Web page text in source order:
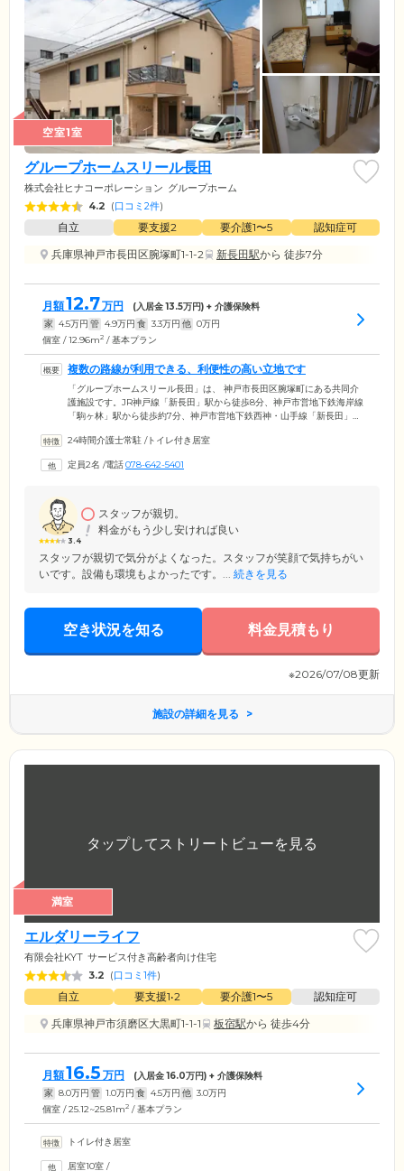
空室1室
グループホームスリール長田
株式会社ヒナコーポレーション グループホーム
4.2 (口コミ2件)
自立 要支援2 要介護1〜5
認知症可
兵庫県神戸市長田区腕塚町1-1-2
新長田駅から 徒歩7分
月額12.7万円 (入居金13.5万円) + 介護保険料
家 4.5万円 管 4.9万円 食 3.3万円 他 0万円
個室 / 12.96m2 / 基本プラン
複数の路線が利用できる、利便性の高い立地です
「グループホームスリール長田」は、 神戸市長田区腕塚町にある共同介
護施設です。JR神戸線「新長田」駅から徒歩8分、神戸市営地下鉄海岸線
「駒ヶ林」駅から徒歩約7分、神戸市営地下鉄西神・山手線「新長田」駅
に来られるご家族様やご友人様からご好評いただいている立地です。閑
室ひとり部屋でご用意していますので、ご入居者様それぞれのライフス
24時間介護士常駐 /トイレ付き居室
定員2名 /電話078-642-5401
3.4
スタッフが親切。
料金がもう少し安ければ良い
スタッフが親切で気分がよくなった。スタッフが笑顔で気持ちがい
いです。設備も環境もよかったです。... 続きを見る
空き状況を知る 料金見積もり
※2026/07/08更新
施設の詳細を見る
満室
エルダリーライフ
有限会社KYT サービス付き高齢者向け住宅
3.2 (口コミ1件)
自立 要支援1•2 要介護1〜5
認知症可
兵庫県神戸市須磨区大黒町1-1-1
板宿駅から 徒歩4分
月額16.5 万円 (入居金16.0万円) + 介護保険料
家 8.0万円 管 1.0万円 食 4.5万円 他 3.0万円
個室 / 25.12~25.81m2 / 基本プラン
トイレ付き居室
居室10室 /